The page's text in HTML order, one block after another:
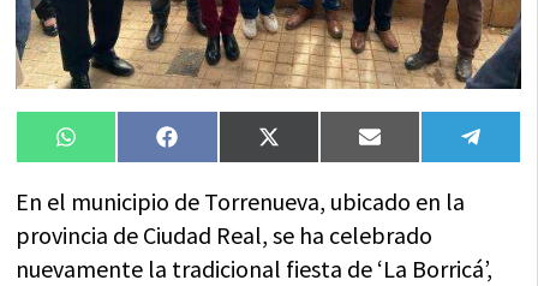
Compartir
en
WhatsAppCompartir
en
FacebookCompartir
en
X
(Twitter)
Compartir
en
Email
en
En el municipio de Torrenueva, ubicado en la
provincia de Ciudad Real, se ha celebrado
nuevamente la tradicional fiesta de ‘La Borricá’,